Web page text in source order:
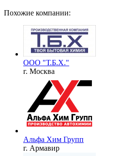
Похожие компании:
ООО "Т.Б.Х."
г. Москва
Альфа Хим Групп
г. Армавир